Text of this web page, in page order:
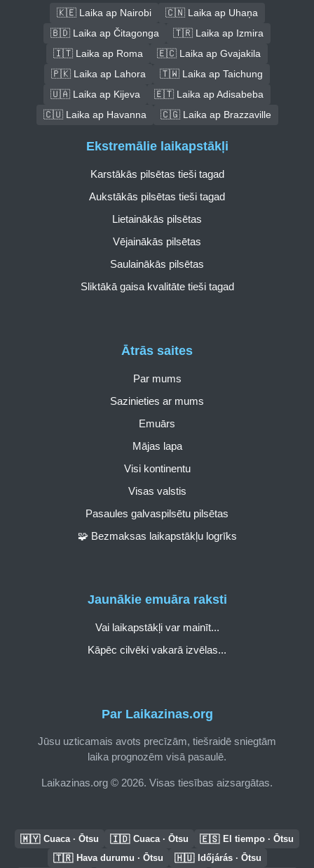
🇰🇪 Laika ap Nairobi
🇨🇳 Laika ap Uhaņa
🇧🇩 Laika ap Čitagonga
🇹🇷 Laika ap Izmira
🇮🇹 Laika ap Roma
🇪🇨 Laika ap Gvajakila
🇵🇰 Laika ap Lahora
🇹🇼 Laika ap Taichung
🇺🇦 Laika ap Kijeva
🇪🇹 Laika ap Adisabeba
🇨🇺 Laika ap Havanna
🇨🇬 Laika ap Brazzaville
Par Laikazinas.org
Jūsu uzticamais avots precīzām, tiešraidē sniegtām
laika prognozēm visā pasaulē.
Laikazinas.org © 2026. Visas tiesības aizsargātas.
Ātrās saites
Par mums
Sazinieties ar mums
Emuārs
Mājas lapa
Visi kontinentu
Visas valstis
Pasaules galvaspilsētu pilsētas
🧩 Bezmaksas laikapstākļu logrīks
Ekstremālie laikapstākļi
Karstākās pilsētas tieši tagad
Aukstākās pilsētas tieši tagad
Lietainākās pilsētas
Vējainākās pilsētas
Saulainākās pilsētas
Sliktākā gaisa kvalitāte tieši tagad
Jaunākie emuāra raksti
Vai laikapstākļi var mainīt...
Kāpēc cilvēki vakarā izvēlas...
🇲🇾 Cuaca · Ōtsu 🇮🇩 Cuaca · Ōtsu 🇪🇸 El tiempo · Ōtsu
🇹🇷 Hava durumu · Ōtsu 🇭🇺 Időjárás · Ōtsu